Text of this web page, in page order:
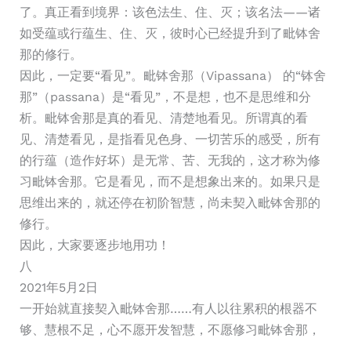
了。真正看到境界：该色法生、住、灭；该名法——诸
如受蕴或行蕴生、住、灭，彼时心已经提升到了毗钵舍
那的修行。
因此，一定要“看见”。毗钵舍那（Vipassana） 的“钵舍
那”（passana）是“看见”，不是想，也不是思维和分
析。毗钵舍那是真的看见、清楚地看见。所谓真的看
见、清楚看见，是指看见色身、一切苦乐的感受，所有
的行蕴（造作好坏）是无常、苦、无我的，这才称为修
习毗钵舍那。它是看见，而不是想象出来的。如果只是
思维出来的，就还停在初阶智慧，尚未契入毗钵舍那的
修行。
因此，大家要逐步地用功！
八
2021年5月2日
一开始就直接契入毗钵舍那……有人以往累积的根器不
够、慧根不足，心不愿开发智慧，不愿修习毗钵舍那，